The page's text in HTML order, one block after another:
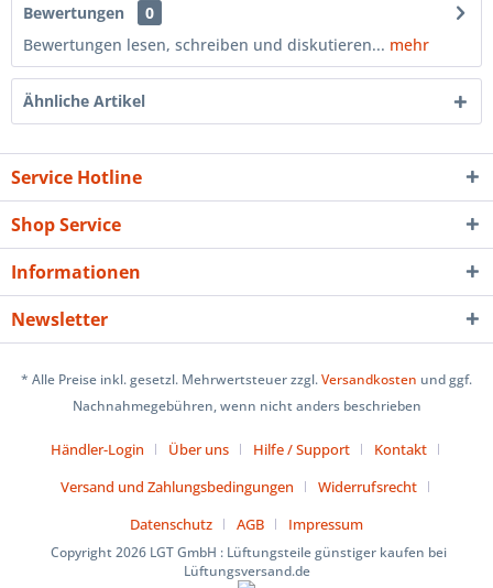
Bewertungen
0
Bewertungen lesen, schreiben und diskutieren... mehr
Ähnliche Artikel
Service Hotline
Shop Service
Informationen
Newsletter
* Alle Preise inkl. gesetzl. Mehrwertsteuer zzgl.Versandkosten und ggf.
Nachnahmegebühren, wenn nicht anders beschrieben
Händler-Login Über uns Hilfe / Support
Kontakt
Versand und Zahlungsbedingungen
Widerrufsrecht
Datenschutz
AGB Impressum
Copyright 2026 LGT GmbH : Lüftungsteile günstiger kaufen bei
Lüftungsversand.de